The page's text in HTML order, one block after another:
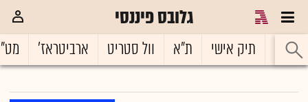
גלובס פיננסי
ראשי תיק אישי ת"א וול סטריט ארביטראז'